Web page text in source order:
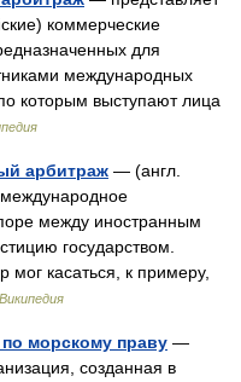
коммерческие
для
международных
которым выступают лица
арбитраж — (англ.
между иностранным
государством.
мог касаться, к примеру,
Википедия
морскому праву —
созданная в